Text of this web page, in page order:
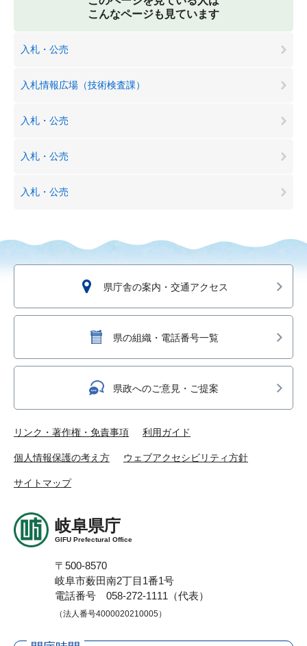
こんなページも見ています
入札・公売
入札情報広場（技術検査課）
入札・公売
入札・公売
入札・公売
県庁舎の案内・交通アクセス
県の組織・電話番号一覧
県政へのご意見・ご提案
リンク・著作権・免責事項 利用ガイド
個人情報保護の考え方 ウェブアクセシビリティ方針
サイトマップ
岐阜県庁
GIFU Prefectural Office
〒500-8570
岐阜市薮田南2丁目1番1号
電話番号 058-272-1111（代表）
（法人番号4000020210005）